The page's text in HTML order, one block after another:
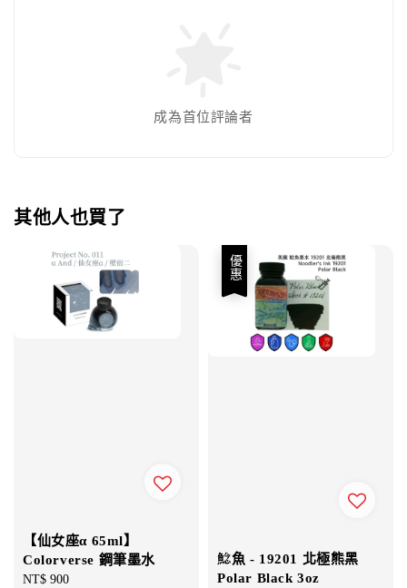
成為首位評論者
其他人也買了
【仙女座α 65ml】
Colorverse 鋼筆墨水
Regular
NT$ 900
優惠
鯰魚 - 19201 北極熊黑
Polar Black 3oz